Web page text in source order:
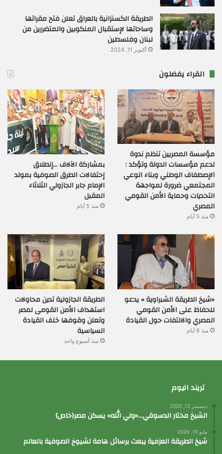
الطريقة الكسنزانية بالعراق تعلن فتح مقراتها
وساحاتها لإستقبال المنكوبين والمتضررين من
لبنان وفلسطين
أكتوبر 11, 2024
القراء يفضلون
مؤسسة المصريين تنظم ندوة
لدعم مؤسسات الدولة وتؤكد :
الإصطفاف الوطني وبناء الوعي
المجتمعي ضرورة لمواجهة
التحديات وحماية الأمن القومي
المصري
منذ 5 أيام
بمشاركة الآلاف …إنطلاق
إحتفالات الطرق الصوفية بمولد
الإمام جابر الجازولي الثلاثاء
المقبل
منذ 5 أيام
«شيخ الطريقة الشبراوية » يدعو
للحفاظ على الأمن القومي
المصري والالتفات حول القيادة
منذ 6 أيام
الطريقة الجازولية تدين محاولات
استهداف الأمن القومى لمصر
وتعلن وقوفها خلف القيادة
السياسية
منذ أسبوع واحد
تريند اليوم
ديسمبر 12, 2020
الشيخ مختار الدسوقي…«ولي الله» يسكن مصر(خاص)
مايو 19, 2026
شيخ الطريقة العزمية يبعث برسائل هامة لشيوخ الصوفية بالعالم